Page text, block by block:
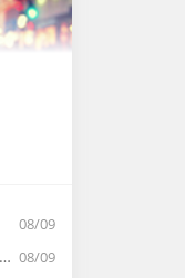
08/09
08/09